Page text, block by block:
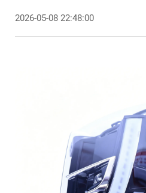
2026-05-08 22:48:00